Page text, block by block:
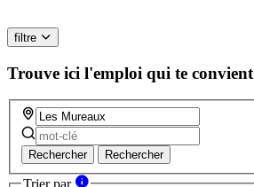
filtre
Trouve ici l'emploi qui te convient
Rechercher Rechercher
Trier par